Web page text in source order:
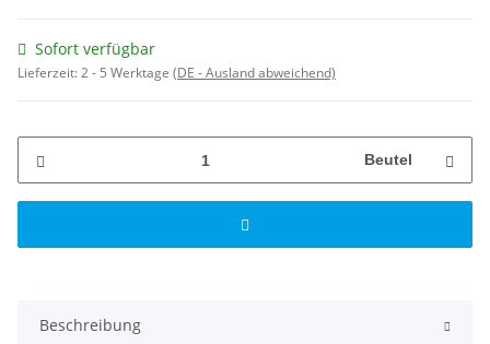
Sofort verfügbar
Lieferzeit:2 - 5 Werktage (DE - Ausland abweichend)
Beutel
Beschreibung